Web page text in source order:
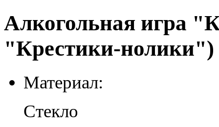
Алкогольная игра
"Крестики-нолики")
Материал:
Стекло